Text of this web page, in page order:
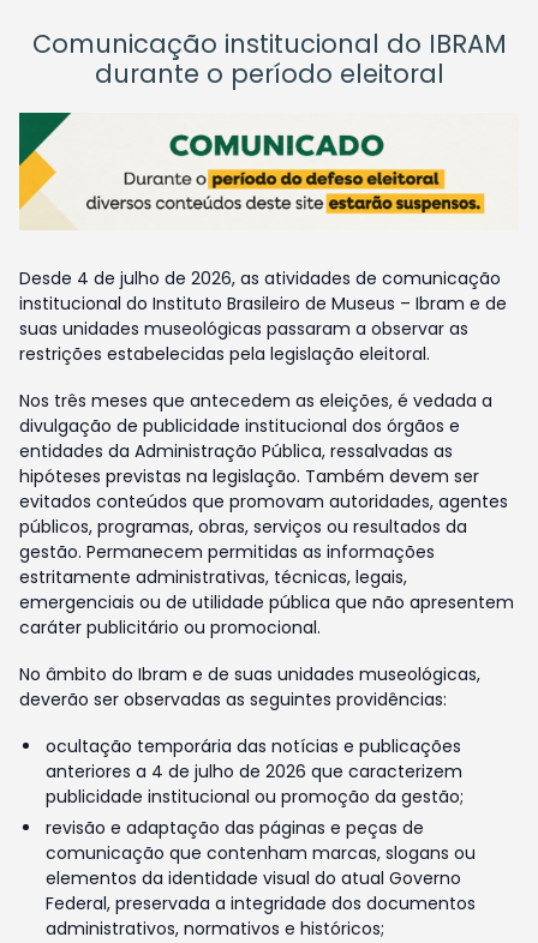
Comunicação institucional do IBRAM
durante o período eleitoral
Desde 4 de julho de 2026, as atividades de comunicação
institucional do Instituto Brasileiro de Museus – Ibram e de
suas unidades museológicas passaram a observar as
restrições estabelecidas pela legislação eleitoral.
Nos três meses que antecedem as eleições, é vedada a
divulgação de publicidade institucional dos órgãos e
entidades da Administração Pública, ressalvadas as
hipóteses previstas na legislação. Também devem ser
evitados conteúdos que promovam autoridades, agentes
públicos, programas, obras, serviços ou resultados da
gestão. Permanecem permitidas as informações
estritamente administrativas, técnicas, legais,
emergenciais ou de utilidade pública que não apresentem
caráter publicitário ou promocional.
No âmbito do Ibram e de suas unidades museológicas,
deverão ser observadas as seguintes providências:
ocultação temporária das notícias e publicações
anteriores a 4 de julho de 2026 que caracterizem
publicidade institucional ou promoção da gestão;
revisão e adaptação das páginas e peças de
comunicação que contenham marcas, slogans ou
elementos da identidade visual do atual Governo
Federal, preservada a integridade dos documentos
administrativos, normativos e históricos;